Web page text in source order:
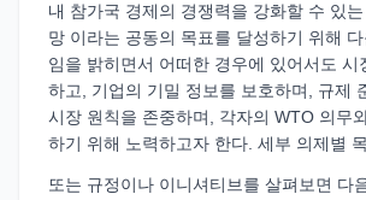
내 참가국 경제의 경쟁력을 강화할 수 있
망 이라는 공동의 목표를 달성하기 위해
임을 밝히면서 어떠한 경우에 있어서도 시
하고, 기업의 기밀 정보를 보호하며, 규제
시장 원칙을 존중하며, 각자의 WTO 의무
하기 위해 노력하고자 한다. 세부 의제별
또는 규정이나 이니셔티브를 살펴보면 다